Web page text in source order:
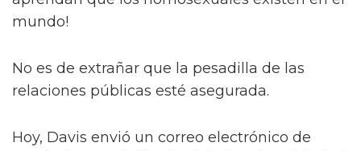
mundo!
No es de extrañar que la pesadilla de las
relaciones públicas esté asegurada.
Hoy, Davis envió un correo electrónico de